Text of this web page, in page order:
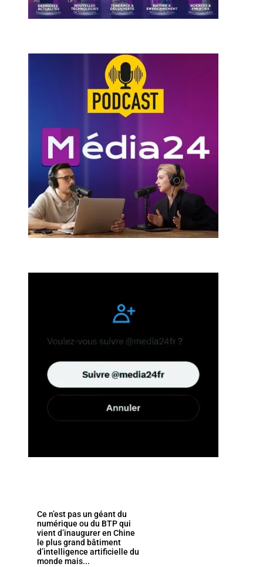
Ce n’est pas un géant du
numérique ou du BTP qui
vient d’inaugurer en Chine
le plus grand bâtiment
d’intelligence artificielle du
monde mais...